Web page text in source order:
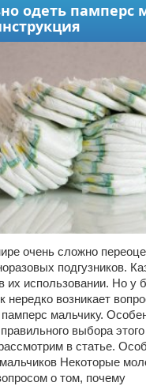
одеть памперс
очень сложно
подгузников.
их использовании. Но у
возникает
мальчику.
выбора
в статье.
мальчиков Некоторые
о том, почему